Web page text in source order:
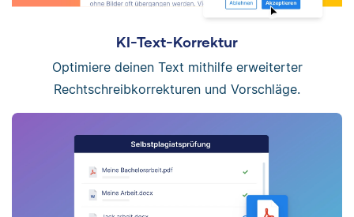
KI-Text-Korrektur
Optimiere deinen Text mithilfe erweiterter
Rechtschreibkorrekturen und Vorschläge.